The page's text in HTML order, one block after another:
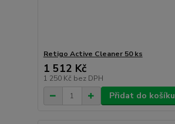
Retigo Active Cleaner 50 ks
1 512 Kč
1 250 Kč bez DPH
Přidat do košíku